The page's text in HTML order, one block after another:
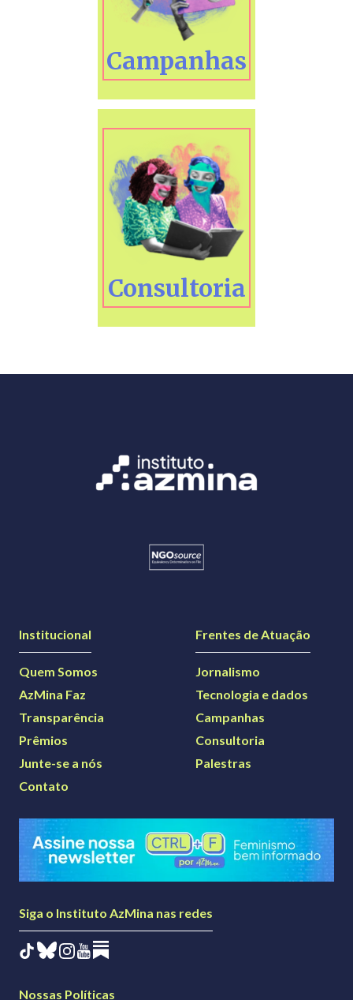
Campanhas
Consultoria
Institucional
Quem Somos
AzMina Faz
Transparência
Prêmios
Junte-se a nós
Contato
Frentes de Atuação
Jornalismo
Tecnologia e dados
Campanhas
Consultoria
Palestras
Siga o Instituto AzMina nas redes
Nossas Políticas